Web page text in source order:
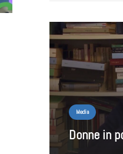
Media
Donne in